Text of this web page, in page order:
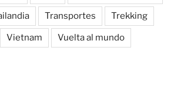
Transportes Trekking
Vietnam Vuelta al mundo